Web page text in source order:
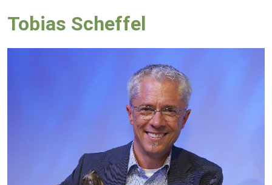
Tobias Scheffel